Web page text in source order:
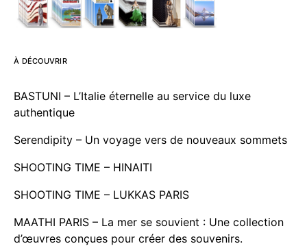
À DÉCOUVRIR
BASTUNI – L’Italie éternelle au service du luxe
authentique
Serendipity – Un voyage vers de nouveaux sommets
SHOOTING TIME – HINAITI
SHOOTING TIME – LUKKAS PARIS
MAATHI PARIS – La mer se souvient : Une collection
d’œuvres conçues pour créer des souvenirs.